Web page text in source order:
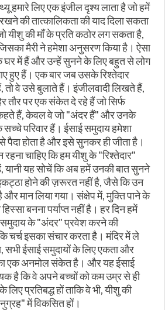
हमारे लिए एक इंजील दृश्य लाता है जो हमें
की तात्कालिकता की याद दिला सकता
यीशु की माँ के प्रति कठोर लग सकता है,
मैरी ने हमेशा अनुसरण किया है। ऐसा
घर में हैं और उन्हें सुनने के लिए बहुत से लोग
हुए हैं। एक बार जब उसके रिश्तेदार
वे उसे बुलाते हैं। इंजीलवादी लिखते हैं,
तौर पर एक संकेत दे रहे हैं जो सिर्फ
हैं, केवल वे जो "अंदर हैं" और उनके
परिवार हैं। ईसाई समुदाय हमेशा
होता है और इसे सुनकर ही जीता है।
चाहिए कि हम यीशु के "रिश्तेदार"
यानी यह सोचें कि अब हमें उनकी बात सुनने
होने की ज़रूरत नहीं है, जैसे कि उन
मान लिया गया। संक्षेप में, मुक्ति पाने के
बनना पर्याप्त नहीं है। हर दिन हमें
के "अंदर" प्रवेश करने की
चर्च इसका संचार करता है। मंदिर में ले
सभी ईसाई समुदायों के लिए एकता और
का एक अनमोल संकेत है। और यह ईसाई
है कि वे अपने बच्चों को कम उम्र से ही
प्रतिबद्ध हों ताकि वे भी, यीशु की
में विकसित हों।